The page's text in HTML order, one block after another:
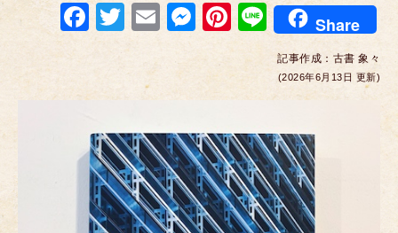
F
e
b
o
o
k
T
wi
tt
er
E
ail
M
ss
e
n
g
er
Pi
er
e
st
Li
n
e
Share
記事作成： 古書 象々
(2026年6月13日 更新)